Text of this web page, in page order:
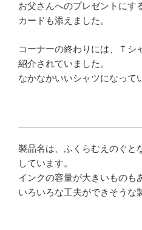
お父さんへのプレゼントにす
カードも添えました。
コーナーの終わりには、Ｔシ
紹介されていました。
なかなかいいシャツになって
製品名は、ふくらむえのぐと
しています。
インクの容量が大きいものも
いろいろな工夫ができそうな